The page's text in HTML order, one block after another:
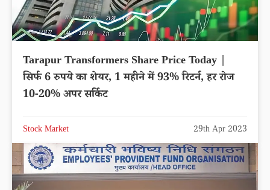
Tarapur Transformers Share Price Today |
सिर्फ 6 रुपये का शेयर, 1 महीने में 93% रिटर्न, हर रोज
10-20% अपर सर्किट
Stock Market 29th Apr 2023